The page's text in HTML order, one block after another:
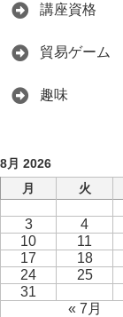
講座資格
貿易ゲーム
趣味
8月 2026
月
火
3
4
10
11
17
18
24
25
31
« 7月